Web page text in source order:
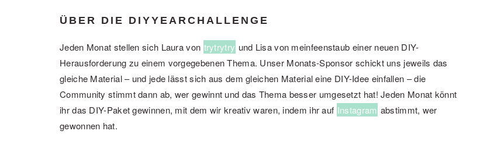
ÜBER DIE DIYYEARCHALLENGE
Jeden Monat stellen sich Laura von trytrytry und Lisa von meinfeenstaub einer neuen DIY-
Herausforderung zu einem vorgegebenen Thema. Unser Monats-Sponsor schickt uns jeweils das
gleiche Material – und jede lässt sich aus dem gleichen Material eine DIY-Idee einfallen – die
Community stimmt dann ab, wer gewinnt und das Thema besser umgesetzt hat! Jeden Monat könnt
ihr das DIY-Paket gewinnen, mit dem wir kreativ waren, indem ihr auf Instagram abstimmt, wer
gewonnen hat.